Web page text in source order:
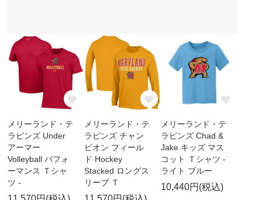
メリーランド・テ
ラピンズ Under
アーマー
Volleyball パフォ
ーマンス Ｔシャ
ツ -
メリーランド・テ
ラピンズ チャン
ピオン フィール
ド Hockey
Stacked ロングス
リーブ Ｔ
メリーランド・テ
ラピンズ Chad &
Jake キッズ マス
コット Ｔシャツ -
ライト ブルー
10,440円(税込)